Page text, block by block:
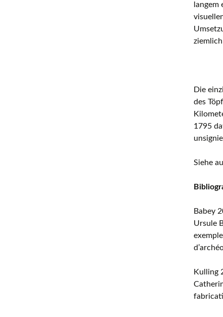
Die
des
1795
Siehe
Babey
Ursule
Kulling